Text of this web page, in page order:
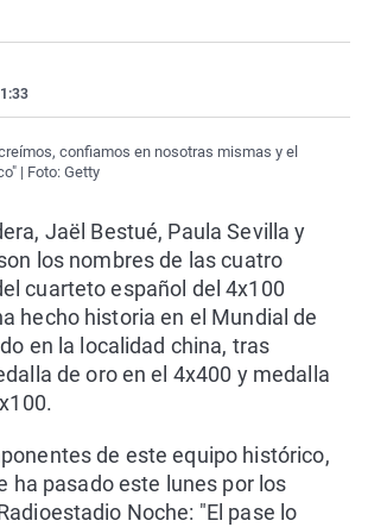
Operación Viuda
Navarra
confiamos en nosotras mismas y el
| Foto: Getty
Jaël Bestué, Paula Sevilla y
los nombres de las cuatro
cuarteto español del 4x100
hecho historia en el Mundial de
en la localidad china, tras
de oro en el 4x400 y medalla
de este equipo histórico,
ha pasado este lunes por los
Noche: "El pase lo